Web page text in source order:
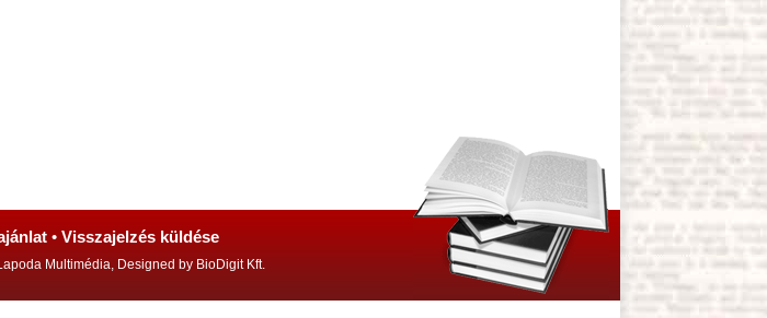
• Visszajelzés küldése
Multimédia, Designed by BioDigit Kft.